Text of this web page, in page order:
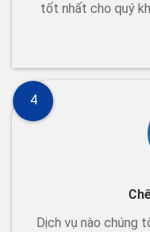
tốt nhất cho quý
Dịch vụ nào chúng
4